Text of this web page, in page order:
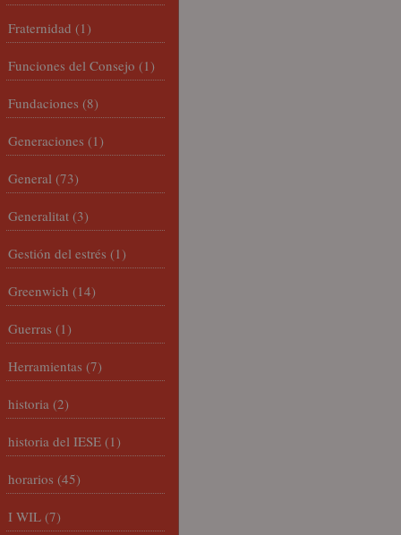
Fraternidad (1)
Funciones del Consejo (1)
Fundaciones (8)
Generaciones (1)
General (73)
Generalitat (3)
Gestión del estrés (1)
Greenwich (14)
Guerras (1)
Herramientas (7)
historia (2)
historia del IESE (1)
horarios (45)
I WIL (7)